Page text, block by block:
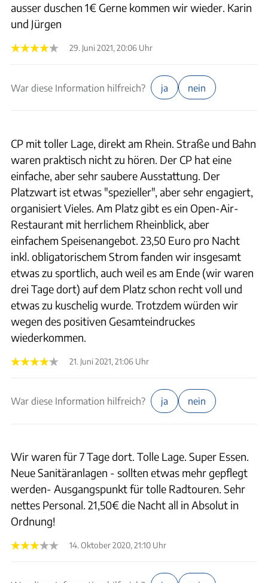
ausser duschen 1€ Gerne kommen wir wieder. Karin
und Jürgen
29. Juni 2021, 20:06 Uhr
War diese Information hilfreich? ja nein
CP mit toller Lage, direkt am Rhein. Straße und Bahn
waren praktisch nicht zu hören. Der CP hat eine
einfache, aber sehr saubere Ausstattung. Der
Platzwart ist etwas "spezieller", aber sehr engagiert,
organisiert Vieles. Am Platz gibt es ein Open-Air-
Restaurant mit herrlichem Rheinblick, aber
einfachem Speisenangebot. 23,50 Euro pro Nacht
inkl. obligatorischem Strom fanden wir insgesamt
etwas zu sportlich, auch weil es am Ende (wir waren
drei Tage dort) auf dem Platz schon recht voll und
etwas zu kuschelig wurde. Trotzdem würden wir
wegen des positiven Gesamteindruckes
wiederkommen.
21. Juni 2021, 21:06 Uhr
War diese Information hilfreich? ja nein
Wir waren für 7 Tage dort. Tolle Lage. Super Essen.
Neue Sanitäranlagen - sollten etwas mehr gepflegt
werden- Ausgangspunkt für tolle Radtouren. Sehr
nettes Personal. 21,50€ die Nacht all in Absolut in
Ordnung!
14. Oktober 2020, 21:10 Uhr